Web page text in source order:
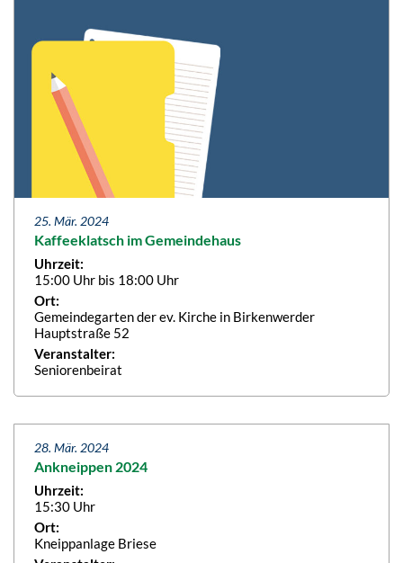
25. Mär. 2024
Kaffeeklatsch im Gemeindehaus
Uhrzeit:
15:00 Uhr bis 18:00 Uhr
Ort:
Gemeindegarten der ev. Kirche in Birkenwerder
Hauptstraße 52
Veranstalter:
Seniorenbeirat
28. Mär. 2024
Ankneippen 2024
Uhrzeit:
15:30 Uhr
Ort:
Kneippanlage Briese